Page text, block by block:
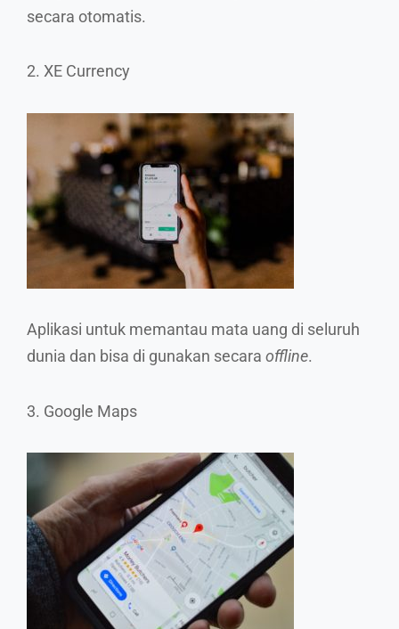
secara otomatis.
2. XE Currency
Aplikasi untuk memantau mata uang di seluruh
dunia dan bisa di gunakan secara offline.
3. Google Maps